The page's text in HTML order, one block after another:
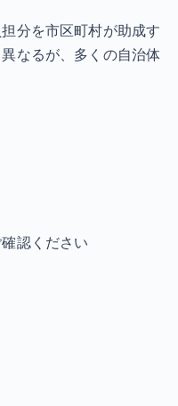
分を市区町村が助成す
なるが、多くの自治体
認ください